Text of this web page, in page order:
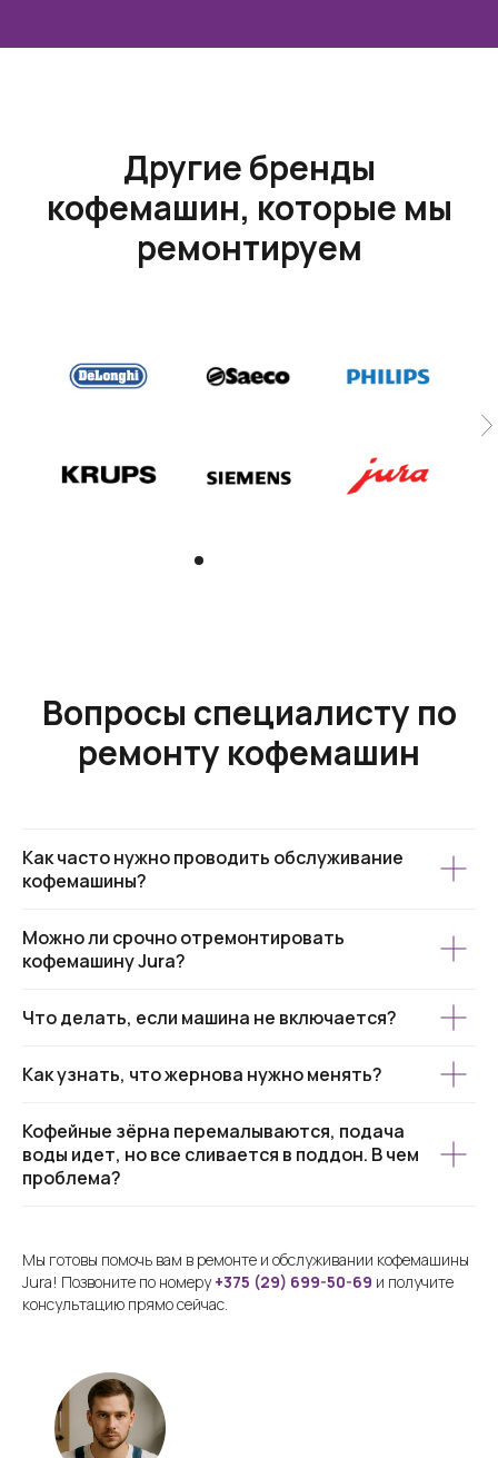
Другие бренды
кофемашин, которые мы
ремонтируем
Вопросы специалисту по
ремонту кофемашин
Как часто нужно проводить обслуживание
кофемашины?
Можно ли срочно отремонтировать
кофемашину Jura?
Что делать, если машина не включается?
Как узнать, что жернова нужно менять?
Кофейные зёрна перемалываются, подача
воды идет, но все сливается в поддон. В чем
проблема?
Мы готовы помочь вам в ремонте и обслуживании кофемашины
Jura! Позвоните по номеру+375 (29) 699-50-69 и получите
консультацию прямо сейчас.